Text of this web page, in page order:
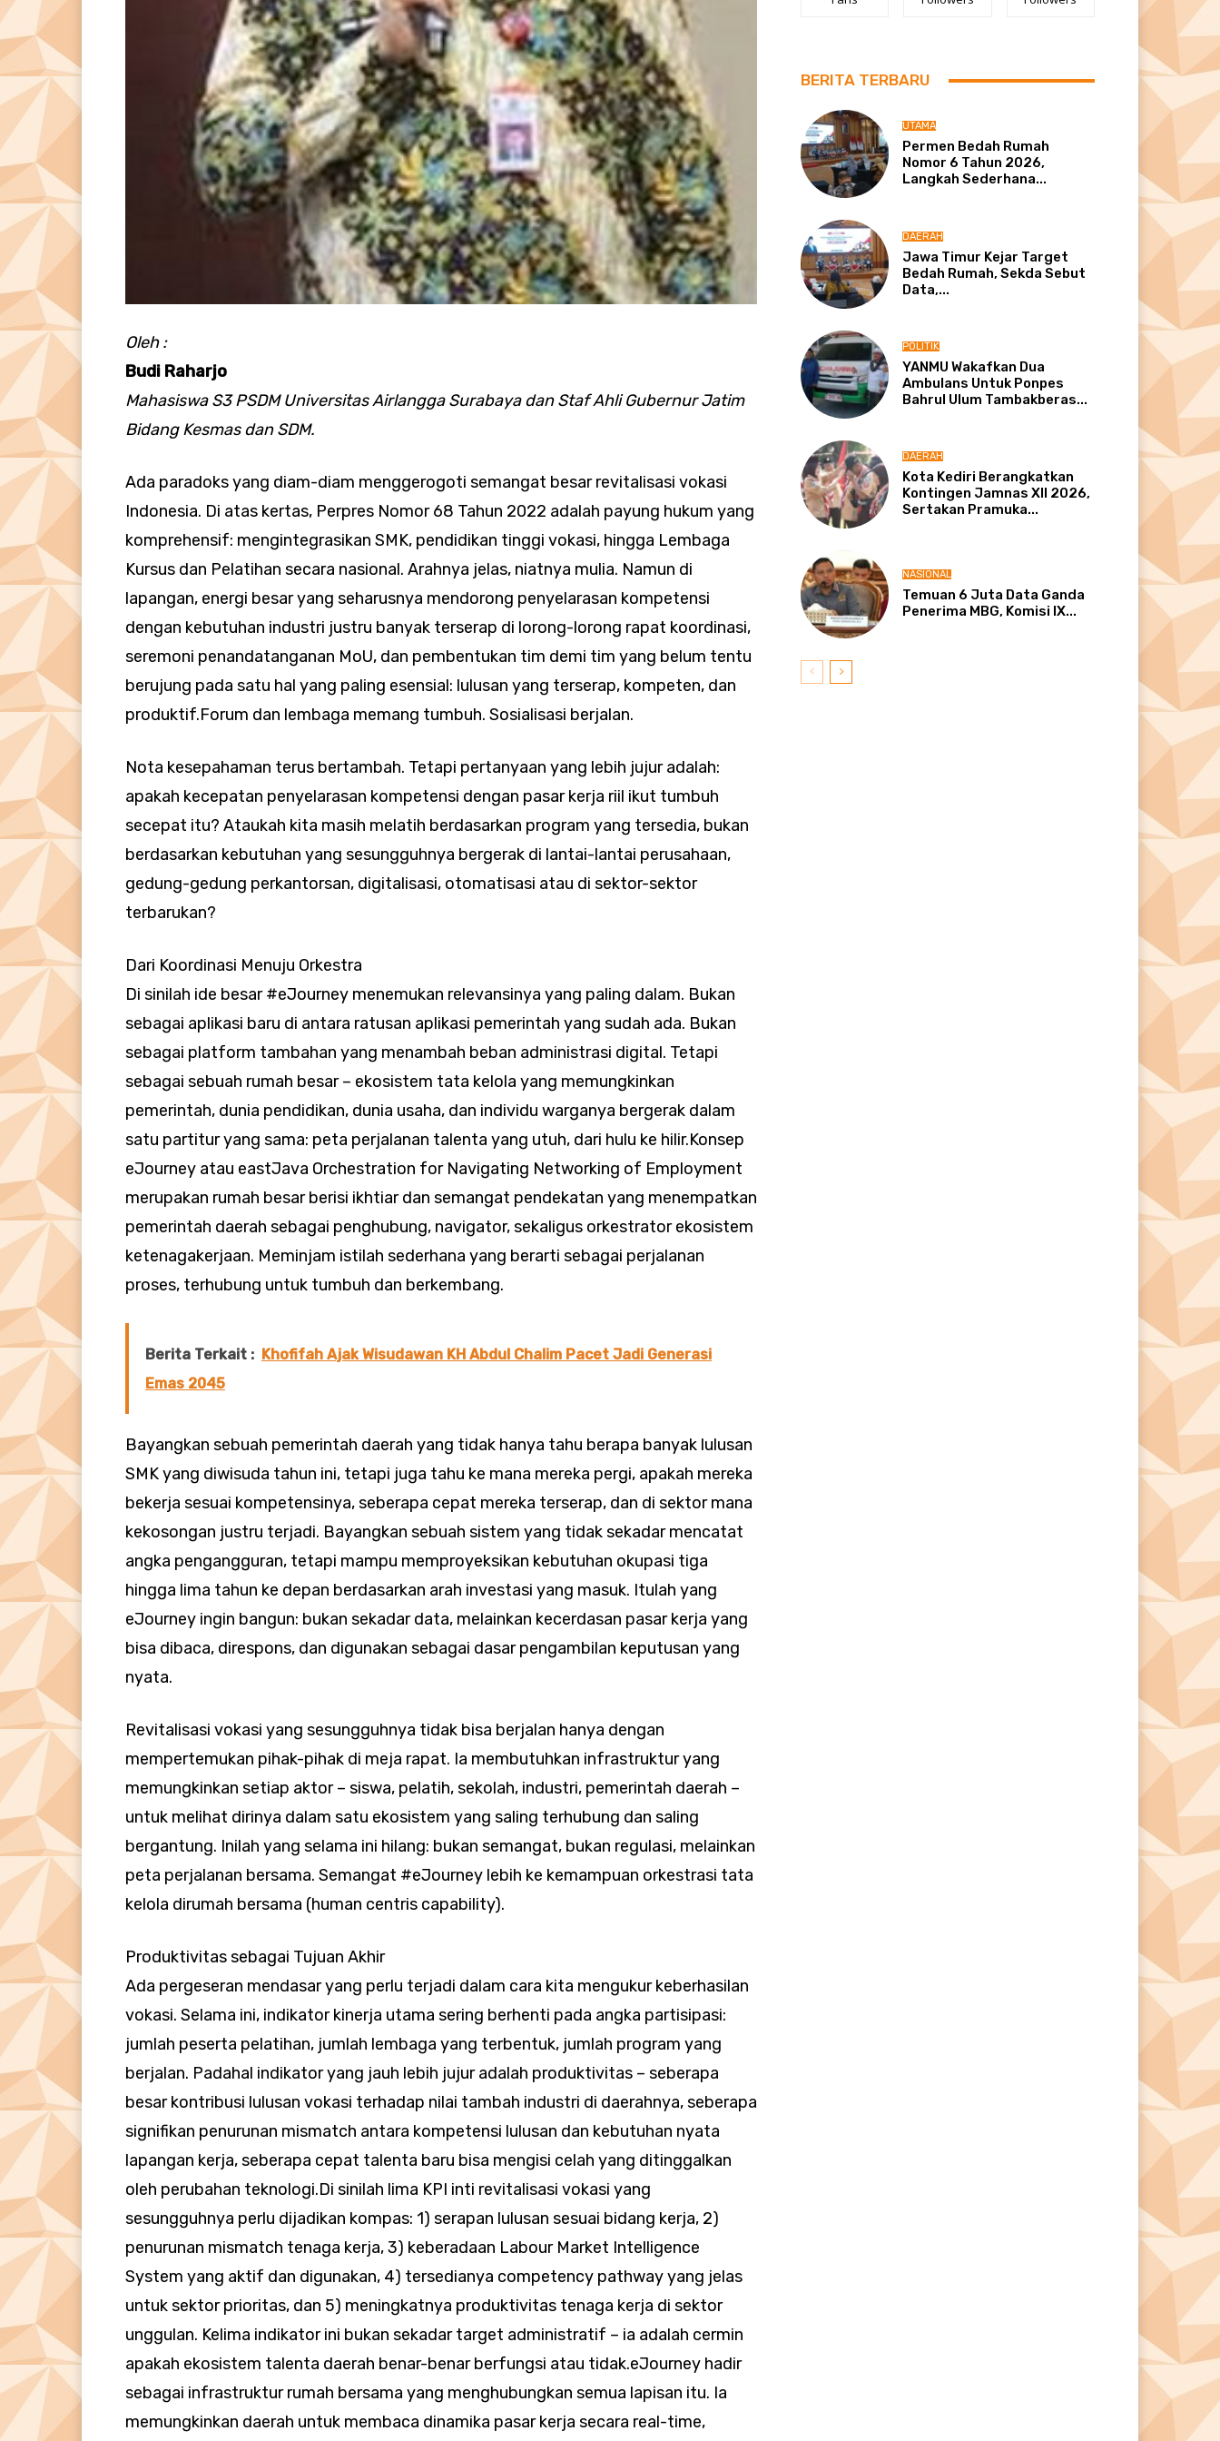
Oleh :
Budi Raharjo
Mahasiswa S3 PSDM Universitas Airlangga Surabaya dan Staf Ahli Gubernur Jatim
Bidang Kesmas dan SDM.
Ada paradoks yang diam-diam menggerogoti semangat besar revitalisasi vokasi
Indonesia. Di atas kertas, Perpres Nomor 68 Tahun 2022 adalah payung hukum yang
komprehensif: mengintegrasikan SMK, pendidikan tinggi vokasi, hingga Lembaga
Kursus dan Pelatihan secara nasional. Arahnya jelas, niatnya mulia. Namun di
lapangan, energi besar yang seharusnya mendorong penyelarasan kompetensi
dengan kebutuhan industri justru banyak terserap di lorong-lorong rapat koordinasi,
seremoni penandatanganan MoU, dan pembentukan tim demi tim yang belum tentu
berujung pada satu hal yang paling esensial: lulusan yang terserap, kompeten, dan
produktif.Forum dan lembaga memang tumbuh. Sosialisasi berjalan.
Nota kesepahaman terus bertambah. Tetapi pertanyaan yang lebih jujur adalah:
apakah kecepatan penyelarasan kompetensi dengan pasar kerja riil ikut tumbuh
secepat itu? Ataukah kita masih melatih berdasarkan program yang tersedia, bukan
berdasarkan kebutuhan yang sesungguhnya bergerak di lantai-lantai perusahaan,
gedung-gedung perkantorsan, digitalisasi, otomatisasi atau di sektor-sektor
terbarukan?
Dari Koordinasi Menuju Orkestra
Di sinilah ide besar #eJourney menemukan relevansinya yang paling dalam. Bukan
sebagai aplikasi baru di antara ratusan aplikasi pemerintah yang sudah ada. Bukan
sebagai platform tambahan yang menambah beban administrasi digital. Tetapi
sebagai sebuah rumah besar – ekosistem tata kelola yang memungkinkan
pemerintah, dunia pendidikan, dunia usaha, dan individu warganya bergerak dalam
satu partitur yang sama: peta perjalanan talenta yang utuh, dari hulu ke hilir.Konsep
eJourney atau eastJava Orchestration for Navigating Networking of Employment
merupakan rumah besar berisi ikhtiar dan semangat pendekatan yang menempatkan
pemerintah daerah sebagai penghubung, navigator, sekaligus orkestrator ekosistem
ketenagakerjaan. Meminjam istilah sederhana yang berarti sebagai perjalanan
proses, terhubung untuk tumbuh dan berkembang.
Berita Terkait : Khofifah Ajak Wisudawan KH Abdul Chalim Pacet Jadi Generasi
Emas 2045
Bayangkan sebuah pemerintah daerah yang tidak hanya tahu berapa banyak lulusan
SMK yang diwisuda tahun ini, tetapi juga tahu ke mana mereka pergi, apakah mereka
bekerja sesuai kompetensinya, seberapa cepat mereka terserap, dan di sektor mana
kekosongan justru terjadi. Bayangkan sebuah sistem yang tidak sekadar mencatat
angka pengangguran, tetapi mampu memproyeksikan kebutuhan okupasi tiga
hingga lima tahun ke depan berdasarkan arah investasi yang masuk. Itulah yang
eJourney ingin bangun: bukan sekadar data, melainkan kecerdasan pasar kerja yang
bisa dibaca, direspons, dan digunakan sebagai dasar pengambilan keputusan yang
nyata.
Revitalisasi vokasi yang sesungguhnya tidak bisa berjalan hanya dengan
mempertemukan pihak-pihak di meja rapat. Ia membutuhkan infrastruktur yang
memungkinkan setiap aktor – siswa, pelatih, sekolah, industri, pemerintah daerah –
untuk melihat dirinya dalam satu ekosistem yang saling terhubung dan saling
bergantung. Inilah yang selama ini hilang: bukan semangat, bukan regulasi, melainkan
peta perjalanan bersama. Semangat #eJourney lebih ke kemampuan orkestrasi tata
kelola dirumah bersama (human centris capability).
Produktivitas sebagai Tujuan Akhir
Ada pergeseran mendasar yang perlu terjadi dalam cara kita mengukur keberhasilan
vokasi. Selama ini, indikator kinerja utama sering berhenti pada angka partisipasi:
jumlah peserta pelatihan, jumlah lembaga yang terbentuk, jumlah program yang
berjalan. Padahal indikator yang jauh lebih jujur adalah produktivitas – seberapa
besar kontribusi lulusan vokasi terhadap nilai tambah industri di daerahnya, seberapa
signifikan penurunan mismatch antara kompetensi lulusan dan kebutuhan nyata
lapangan kerja, seberapa cepat talenta baru bisa mengisi celah yang ditinggalkan
oleh perubahan teknologi.Di sinilah lima KPI inti revitalisasi vokasi yang
sesungguhnya perlu dijadikan kompas: 1) serapan lulusan sesuai bidang kerja, 2)
penurunan mismatch tenaga kerja, 3) keberadaan Labour Market Intelligence
System yang aktif dan digunakan, 4) tersedianya competency pathway yang jelas
untuk sektor prioritas, dan 5) meningkatnya produktivitas tenaga kerja di sektor
unggulan. Kelima indikator ini bukan sekadar target administratif – ia adalah cermin
apakah ekosistem talenta daerah benar-benar berfungsi atau tidak.eJourney hadir
sebagai infrastruktur rumah bersama yang menghubungkan semua lapisan itu. Ia
memungkinkan daerah untuk membaca dinamika pasar kerja secara real-time,
BERITA TERBARU
UTAMA
Permen Bedah Rumah
Nomor 6 Tahun 2026,
Langkah Sederhana...
DAERAH
Jawa Timur Kejar Target
Bedah Rumah, Sekda Sebut
Data,...
POLITIK
YANMU Wakafkan Dua
Ambulans Untuk Ponpes
Bahrul Ulum Tambakberas...
DAERAH
Kota Kediri Berangkatkan
Kontingen Jamnas XII 2026,
Sertakan Pramuka...
NASIONAL
Temuan 6 Juta Data Ganda
Penerima MBG, Komisi IX...